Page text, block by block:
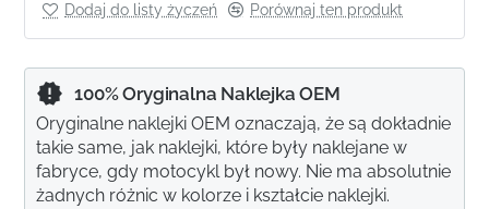
Dodaj do listy życzeń Porównaj ten produkt
100% Oryginalna Naklejka OEM
Oryginalne naklejki OEM oznaczają, że są dokładnie
takie same, jak naklejki, które były naklejane w
fabryce, gdy motocykl był nowy. Nie ma absolutnie
żadnych różnic w kolorze i kształcie naklejki.